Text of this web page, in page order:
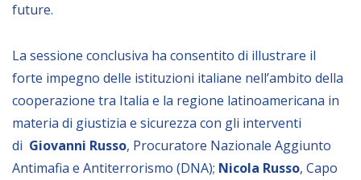
future.
La sessione conclusiva ha consentito di illustrare il
forte impegno delle istituzioni italiane nell’ambito della
cooperazione tra Italia e la regione latinoamericana in
materia di giustizia e sicurezza con gli interventi
di Giovanni Russo, Procuratore Nazionale Aggiunto
Antimafia e Antiterrorismo (DNA); Nicola Russo, Capo